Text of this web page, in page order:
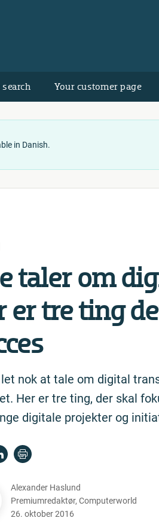
search Your customer page
in Danish.
taler om
er tre ting
let nok at tale om digital
Her er tre ting, der skal
digitale projekter og
Alexander Haslund
Premiumredaktør, Computerworld
26. oktober 2016